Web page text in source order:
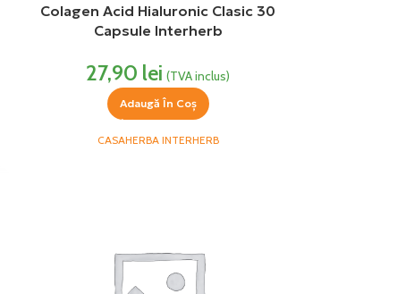
Colagen Acid Hialuronic Clasic 30
Capsule Interherb
27,90 lei (TVA inclus)
Adaugă În Coș
CASAHERBA INTERHERB